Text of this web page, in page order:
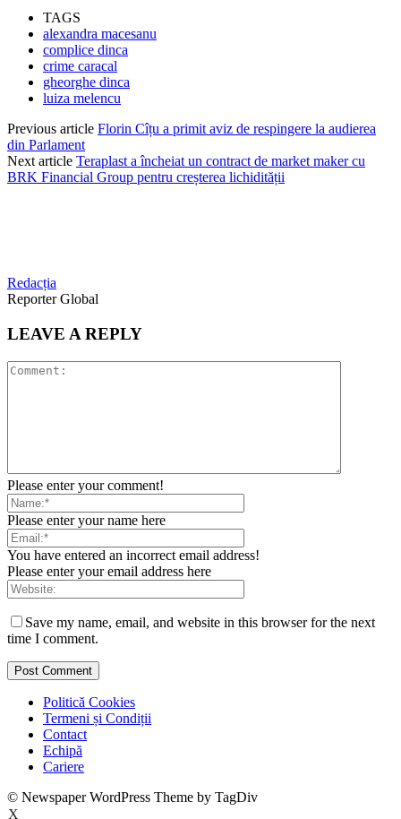
TAGS
alexandra macesanu
complice dinca
crime caracal
gheorghe dinca
luiza melencu
Previous article Florin Cîțu a primit aviz de respingere la audierea
din Parlament
Next article Teraplast a încheiat un contract de market maker cu
BRK Financial Group pentru creșterea lichidității
Redacția
Reporter Global
LEAVE A REPLY
Please enter your comment!
Please enter your name here
You have entered an incorrect email address!
Please enter your email address here
Save my name, email, and website in this browser for the next
time I comment.
Politică Cookies
Termeni și Condiții
Contact
Echipă
Cariere
© Newspaper WordPress Theme by TagDiv
X